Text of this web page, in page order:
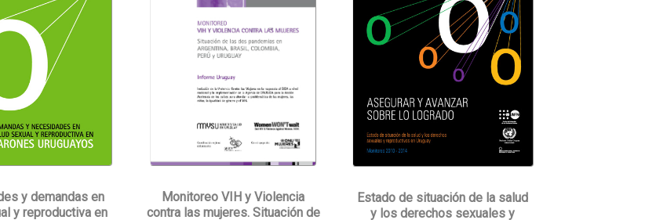
y demandas en
y reproductiva en
Monitoreo VIH y Violencia
contra las mujeres. Situación de
Estado de situación de la salud
y los derechos sexuales y